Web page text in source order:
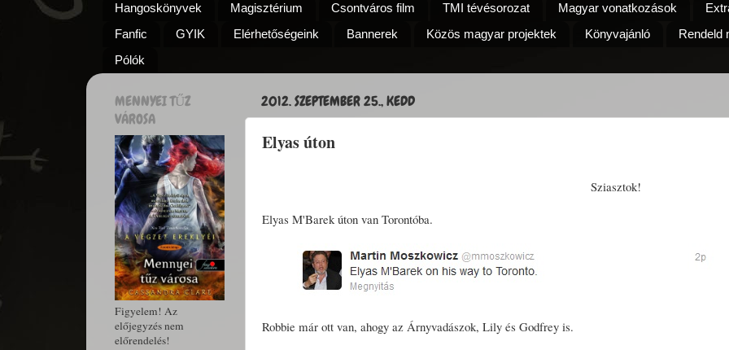
Hangoskönyvek
Magisztérium Csontváros film TMI tévésorozat Magyar vonatkozások
Fanfic
GYIK Elérhetőségeink Bannerek Közös magyar projektek Könyvajánló
Rendeld
Pólók
2012. SZEPTEMBER 25., KEDD
Elyas úton
Sziasztok!
Elyas M'Barek úton van Torontóba.
Robbie már ott van, ahogy az Árnyvadászok, Lily és Godfrey is.
MENNYEI TŰZ
VÁROSA
Figyelem! Az
előjegyzés nem
előrendelés!